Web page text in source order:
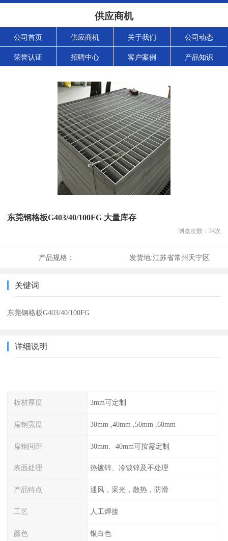
供应商机
公司首页 供应商机 关于我们 公司动态
荣誉认证 招聘中心 客户案例 产品知识
东莞钢格板G403/40/100FG 大量库存
浏览次数： 34次
产品规格： 发货地:江苏省常州天宁区
关键词
东莞钢格板G403/40/100FG
详细说明
板材厚度 3mm可定制
扁钢宽度 30mm ,40mm ,50mm ,60mm
扁钢间距 30mm、40mm可按需定制
表面处理 热镀锌、冷镀锌及不处理
产品特点 通风，采光，散热，防滑
工艺 人工焊接
颜色 银白色